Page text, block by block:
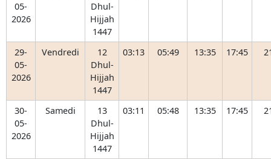
05-
2026
Dhul-
Hijjah
1447
29-
05-
2026
Vendredi
12
Dhul-
Hijjah
1447
03:13 05:49 13:35 17:45
30-
05-
2026
Samedi
13
Dhul-
Hijjah
1447
03:11 05:48 13:35 17:45